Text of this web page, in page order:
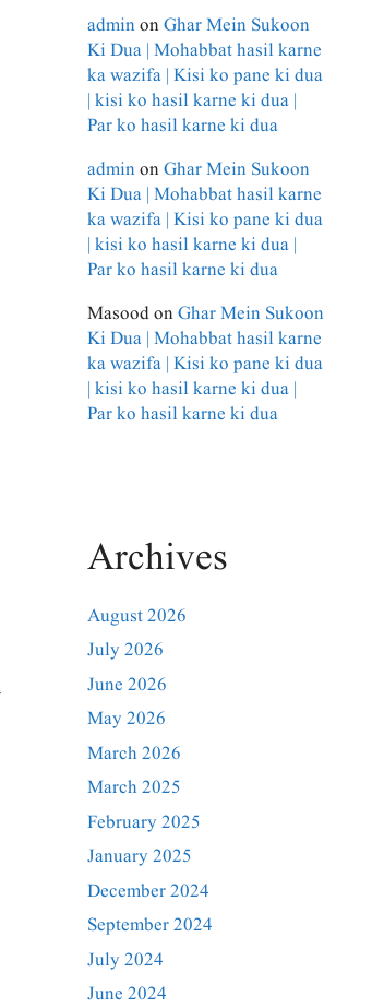
adminonGhar Mein Sukoon
Ki Dua | Mohabbat hasil karne
ka wazifa | Kisi ko pane ki dua
| kisi ko hasil karne ki dua |
Par ko hasil karne ki dua
adminonGhar Mein Sukoon
Ki Dua | Mohabbat hasil karne
ka wazifa | Kisi ko pane ki dua
| kisi ko hasil karne ki dua |
Par ko hasil karne ki dua
MasoodonGhar Mein Sukoon
Ki Dua | Mohabbat hasil karne
ka wazifa | Kisi ko pane ki dua
| kisi ko hasil karne ki dua |
Par ko hasil karne ki dua
Archives
August 2026
July 2026
June 2026
May 2026
March 2026
March 2025
February 2025
January 2025
December 2024
September 2024
July 2024
June 2024